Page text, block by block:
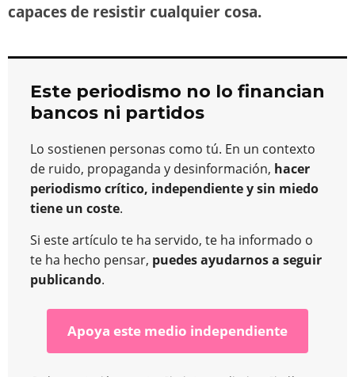
capaces de resistir cualquier cosa.
Este periodismo no lo financian
bancos ni partidos
Lo sostienen personas como tú. En un contexto
de ruido, propaganda y desinformación, hacer
periodismo crítico, independiente y sin miedo
tiene un coste.
Si este artículo te ha servido, te ha informado o
te ha hecho pensar, puedes ayudarnos a seguir
publicando.
Apoya este medio independiente